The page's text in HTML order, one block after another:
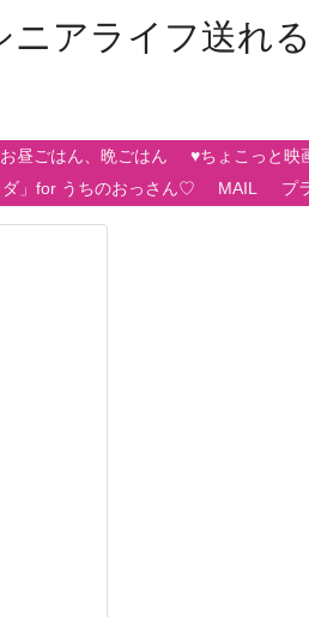
アライフ送れ
昼ごはん、晩ごはん ♥ちょこっと映
」for うちのおっさん♡ MAIL プ